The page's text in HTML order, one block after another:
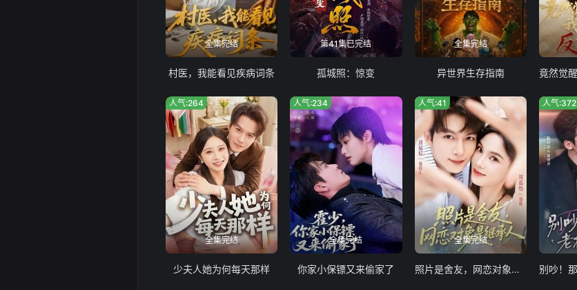
全集完结
村医，我能看见疾病词条
第41集已完结
孤城照：惊变
全集完结
异世界生存指南
全集完结
人气:264
少夫人她为何每天那样
全集完结
人气:234
你家小保镖又来偷家了
全集完结
人气:41
照片是舍友，网恋对象是继承人
人气:372